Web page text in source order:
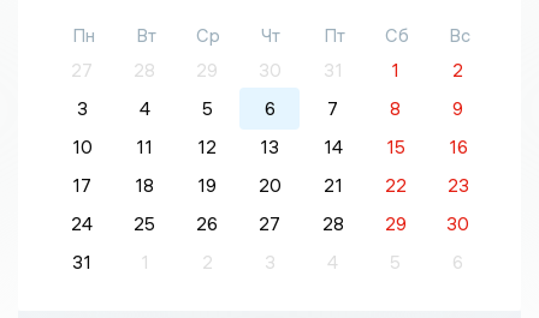
Пн Вт Ср Чт Пт Сб
Вс
27
28 29 30 31 1
2
3
4 5 6 7 8
9
10
11 12 13 14 15
16
17
18 19 20 21 22
23
24
25 26 27 28 29
30
31
1 2 3 4 5 6